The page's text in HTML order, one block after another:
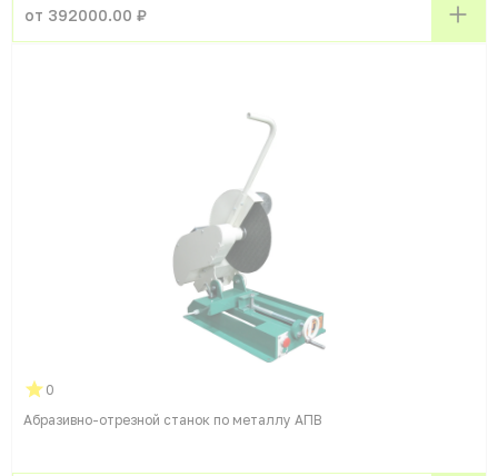
от 392000.00 ₽
0
Абразивно-отрезной станок по металлу АПВ